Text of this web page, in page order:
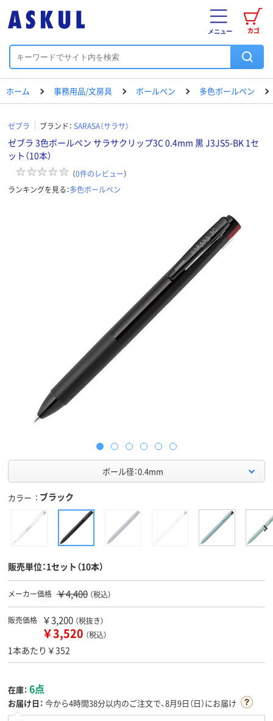
カゴ
メニュー
ホーム 事務用品/文房具 ボールペン 多色ボールペン
ゼブラ ブランド： SARASA（サラサ）
ゼブラ 3色ボールペン サラサクリップ3C 0.4mm 黒 J3JS5-BK 1セ
ット（10本）
（0件のレビュー）
ランキングを見る：多色ボールペン
ボール径：0.4mm
カラー ブラック
販売単位：1セット（10本）
メーカー価格 ￥4,400 （税込）
販売価格 ￥3,200 （税抜き）
￥3,520 （税込）
1本あたり￥352
在庫： 6点
お届け日： 今から4時間38分以内のご注文で、8月9日（日）にお届け